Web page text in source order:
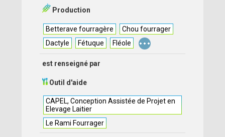
Production
Betterave fourragère
Chou fourrager
Dactyle
Fétuque Fléole ...
est renseigné par
Outil d'aide
CAPEL, Conception Assistée de Projet en
Elevage Laitier
Le Rami Fourrager